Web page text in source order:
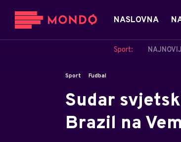
NASLOVNA
Sport:
Sport Fudbal
Sudar
Brazil na